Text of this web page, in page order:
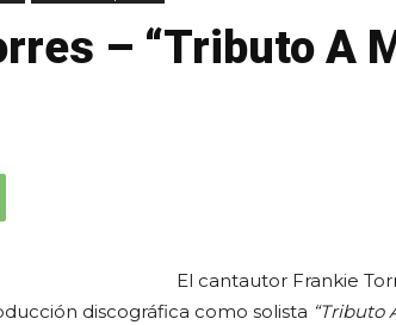
– “Tributo A
El cantautor Frankie
discográfica como solista “Tributo